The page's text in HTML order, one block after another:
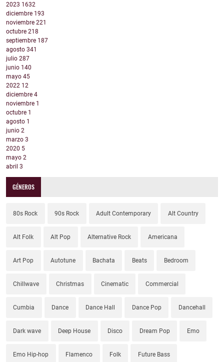
2023 1632
diciembre 193
noviembre 221
octubre 218
septiembre 187
agosto 341
julio 287
junio 140
mayo 45
2022 12
diciembre 4
noviembre 1
octubre 1
agosto 1
junio 2
marzo 3
2020 5
mayo 2
abril 3
GÉNEROS
80s Rock 90s Rock Adult Contemporary Alt Country
Alt Folk Alt Pop Alternative Rock Americana
Art Pop Autotune Bachata Beats Bedroom
Chillwave Christmas Cinematic Commercial
Cumbia Dance Dance Hall Dance Pop Dancehall
Dark wave Deep House Disco Dream Pop Emo
Emo Hip-hop Flamenco Folk Future Bass